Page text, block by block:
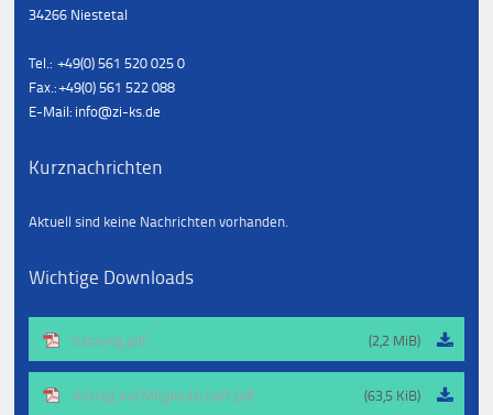
34266 Niestetal
Tel.: +49(0) 561 520 025 0
Fax.: +49(0) 561 522 088
E-Mail: info@zi-ks.de
Kurznachrichten
Aktuell sind keine Nachrichten vorhanden.
Wichtige Downloads
Satzung.pdf (2,2 MiB)
Antrag auf Mitgliedschaft.pdf (63,5 KiB)